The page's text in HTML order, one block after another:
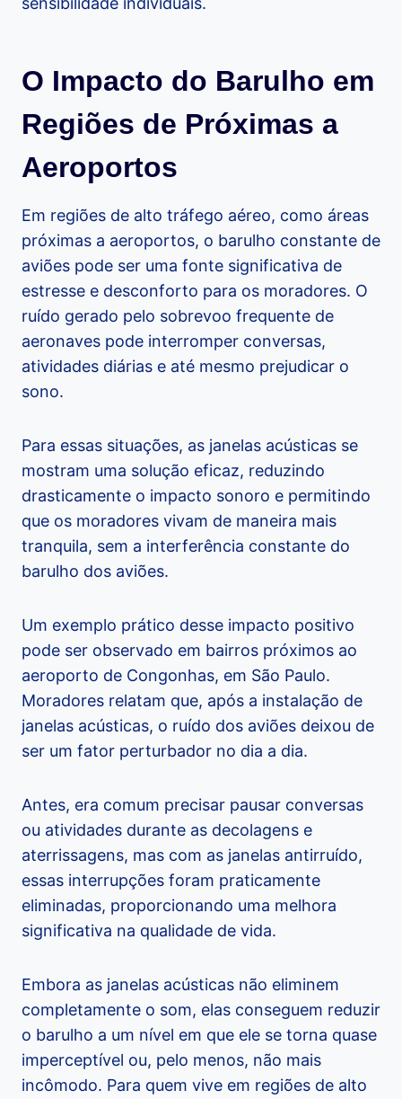
O Impacto do Barulho em
Regiões de Próximas a
Aeroportos
Em regiões de alto tráfego aéreo, como áreas
próximas a aeroportos, o barulho constante de
aviões pode ser uma fonte significativa de
estresse e desconforto para os moradores. O
ruído gerado pelo sobrevoo frequente de
aeronaves pode interromper conversas,
atividades diárias e até mesmo prejudicar o
sono.
Para essas situações, as janelas acústicas se
mostram uma solução eficaz, reduzindo
drasticamente o impacto sonoro e permitindo
que os moradores vivam de maneira mais
tranquila, sem a interferência constante do
barulho dos aviões.
Um exemplo prático desse impacto positivo
pode ser observado em bairros próximos ao
aeroporto de Congonhas, em São Paulo.
Moradores relatam que, após a instalação de
janelas acústicas, o ruído dos aviões deixou de
ser um fator perturbador no dia a dia.
Antes, era comum precisar pausar conversas
ou atividades durante as decolagens e
aterrissagens, mas com as janelas antirruído,
essas interrupções foram praticamente
eliminadas, proporcionando uma melhora
significativa na qualidade de vida.
Embora as janelas acústicas não eliminem
completamente o som, elas conseguem reduzir
o barulho a um nível em que ele se torna quase
imperceptível ou, pelo menos, não mais
incômodo. Para quem vive em regiões de alto